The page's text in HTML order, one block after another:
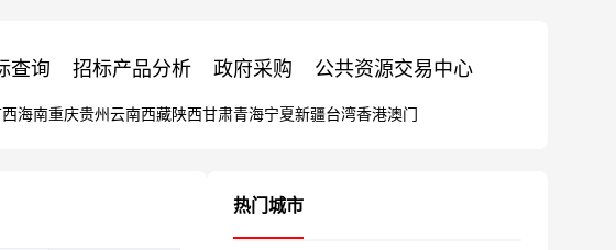
查询 招标产品分析 政府采购 公共资源交易中心
海南重庆贵州 云南西藏陕西甘肃青海宁夏新疆台湾香港澳门
热门城市